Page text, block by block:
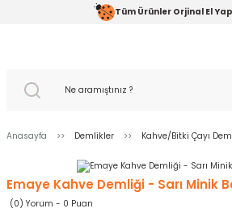
Tüm Ürünler Orjinal El
Anasayfa Demlikler Kahve/Bitki Çayı
Emaye Kahve Demliği - Sarı Minik
(0) Yorum - 0 Puan